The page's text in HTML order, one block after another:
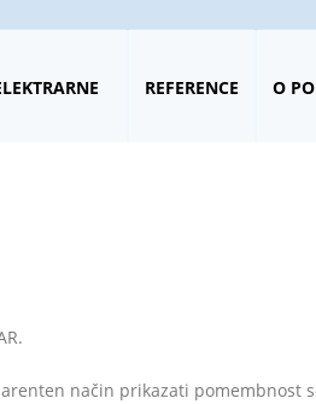
REFERENCE O
način prikazati pomembnost